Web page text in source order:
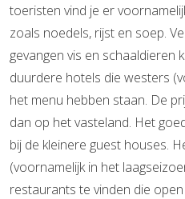
toeristen vind je er
zoals noedels, rijst en soep.
gevangen vis en schaaldieren
duurdere hotels die westers
het menu hebben staan. De
dan op het vasteland. Het
bij de kleinere guest houses.
(voornamelijk in het
restaurants te vinden die